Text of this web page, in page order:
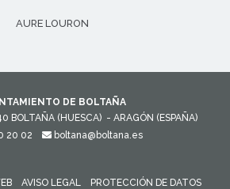
AURE LOURON
DE BOLTAÑA
BOLTAÑA (HUESCA) - ARAGÓN (ESPAÑA)
20 02
boltana@boltana.es
AVISO LEGAL
PROTECCIÓN DE DATOS